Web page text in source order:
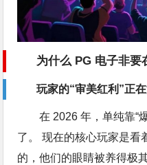
为什么 PG 电子非要
玩家的“审美红利”正
在 2026 年，单纯靠“
了。 现在的核心玩家是看
的，他们的眼睛被养得极